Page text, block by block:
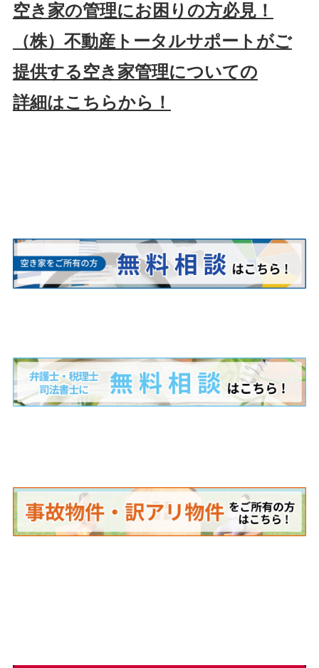
空き家の管理にお困りの方必見！
（株）不動産トータルサポートがご
提供する空き家管理についての
詳細はこちらから！